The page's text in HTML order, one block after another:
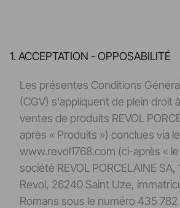
1. ACCEPTATION - OPPOSABILITÉ
Les présentes Conditions
(CGV) s'appliquent de plein droit
ventes de produits REVOL
après « Produits ») conclues via
www.revol1768.com (ci-après «
société REVOL PORCELAINE
Revol, 26240 Saint Uze,
Romans sous le numéro 435 782